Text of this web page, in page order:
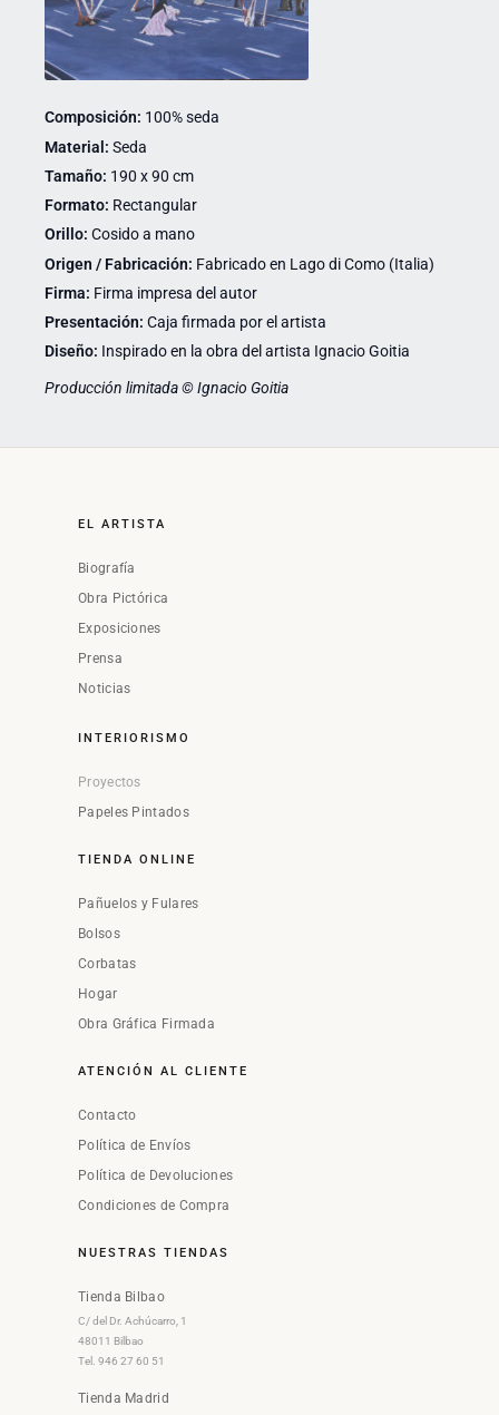
Composición: 100% seda
Material: Seda
Tamaño: 190 x 90 cm
Formato: Rectangular
Orillo: Cosido a mano
Origen / Fabricación: Fabricado en Lago di Como (Italia)
Firma: Firma impresa del autor
Presentación: Caja firmada por el artista
Diseño: Inspirado en la obra del artista Ignacio Goitia
Producción limitada © Ignacio Goitia
EL ARTISTA
Biografía
Obra Pictórica
Exposiciones
Prensa
Noticias
INTERIORISMO
Proyectos
Papeles Pintados
TIENDA ONLINE
Pañuelos y Fulares
Bolsos
Corbatas
Hogar
Obra Gráfica Firmada
ATENCIÓN AL CLIENTE
Contacto
Política de Envíos
Política de Devoluciones
Condiciones de Compra
NUESTRAS TIENDAS
Tienda Bilbao
C/ del Dr. Achúcarro, 1
48011 Bilbao
Tel. 946 27 60 51
Tienda Madrid